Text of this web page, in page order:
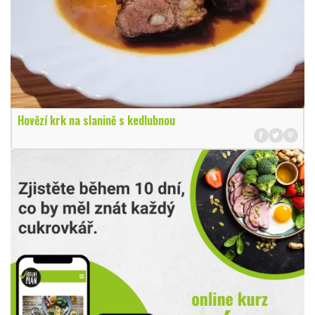
Hovězí krk na slanině s kedlubnou